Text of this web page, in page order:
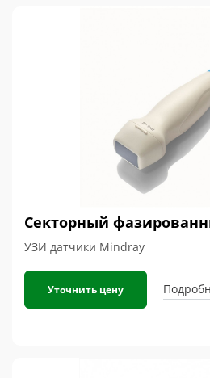
Секторный
УЗИ датчики Mindray
Уточнить цену